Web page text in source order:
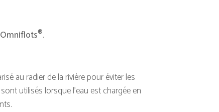
®.
au radier de la rivière pour éviter les
utilisés lorsque l’eau est chargée en